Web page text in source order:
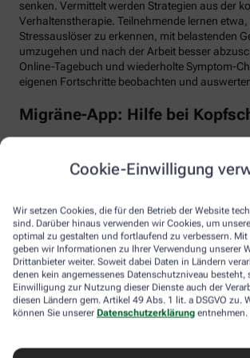
Cookie-Einwilligung
Wir setzen Cookies, die für den Betrieb der Website
sind. Darüber hinaus verwenden wir Cookies, um
optimal zu gestalten und fortlaufend zu verbessern.
geben wir Informationen zu Ihrer Verwendung unserer
Drittanbieter weiter. Soweit dabei Daten in Ländern
denen kein angemessenes Datenschutzniveau besteht,
Einwilligung zur Nutzung dieser Dienste auch der
diesen Ländern gem. Artikel 49 Abs. 1 lit. a DSGVO zu.
können Sie unserer Datenschutzerklärung entnehmen.
senken. Vermittelt werden Strategien aus der
Verhaltenstherapie. Teilnehmende lernen
Stressauslöser zu erkennen, mit belastenden
umzugehen und nach der Arbeit besser
Online-Tagebuch und wiederholte Symptom-
eigenen Fortschritte beobachten und
Migräne-App: Hilfe bei
renommierten Schmerzklinik Kiel lässt sich
Das kann helfen, persönliche Muster zu
Attacken besser zu behandeln, etwa durch
Einnahmezeitpunkt von Migräne-
stellt die App viele nützliche Informationen zu
sowie aktive Verfahren zur Entspannung und
Aimo gesund bewegt:
Trainer